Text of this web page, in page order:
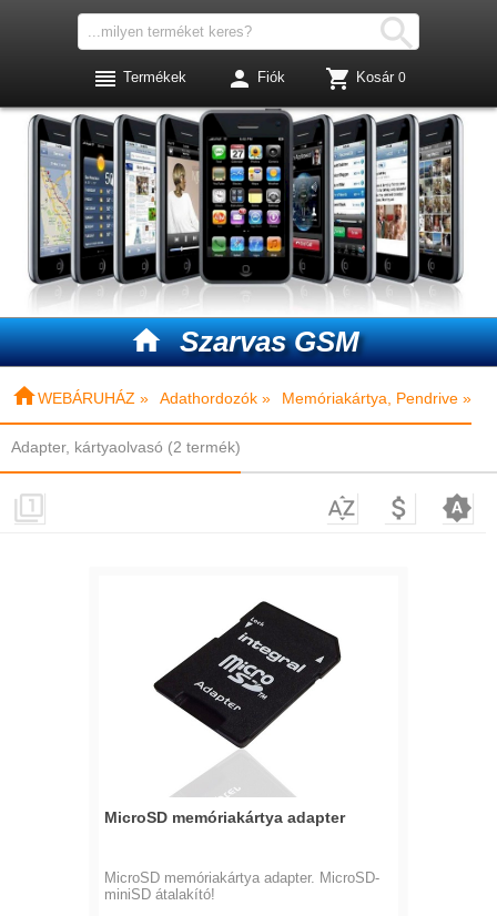
 Szarvas GSM

 Termékek  Fiók  Kosár 0
WEBÁRUHÁZ » Adathordozók » Memóriakártya, Pendrive »
Adapter, kártyaolvasó (2 termék)
   
MicroSD memóriakártya adapter
MicroSD memóriakártya adapter. MicroSD-
miniSD átalakító!